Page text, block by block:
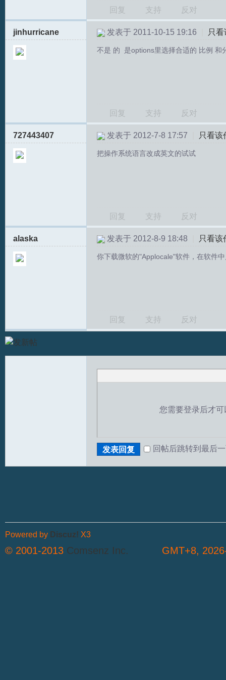
回复 支持 反对
jinhurricane 发表于 2011-10-15 19:16 只
不是 的 是options里选择合适的 比例 和
回复 支持 反对
727443407 发表于 2012-7-8 17:57 只看该
把操作系统语言改成英文的试试
回复 支持 反对
alaska 发表于 2012-8-9 18:48 只看该
你下载微软的"Applocale"软件，在软件
回复 支持 反对
您需要登录后才
发表回复 回帖后跳转到最后
GMT+8,
Powered by Discuz! X3
© 2001-2013 Comsenz Inc.